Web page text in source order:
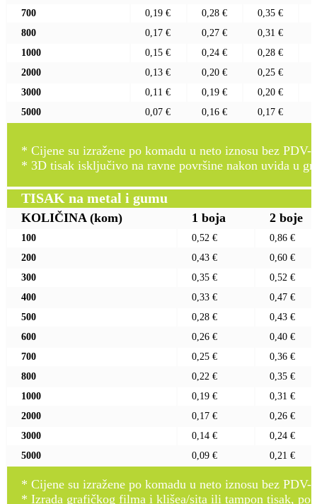
700
0,19 € 0,28 € 0,35 €
800
0,17 € 0,27 € 0,31 €
1000
0,15 € 0,24 € 0,28 €
2000
0,13 € 0,20 € 0,25 €
3000
0,11 € 0,19 € 0,20 €
5000
0,07 € 0,16 € 0,17 €
* Cijene su izražene po komadu u neto iznosu bez PDV-
* 3D tisak isključivo na ravne površine nakon uvida u
TISAK na metal i gumu
KOLIČINA (kom) 1 boja 2 boje
100 0,52 €
0,86 €
200
0,43 €
0,60 €
300
0,35 €
0,52 €
400
0,33 €
0,47 €
500
0,28 €
0,43 €
600
0,26 €
0,40 €
700
0,25 €
0,36 €
800
0,22 €
0,35 €
1000
0,19 €
0,31 €
2000
0,17 €
0,26 €
3000
0,14 €
0,24 €
5000
0,09 € 0,21 €
* Cijene su izražene po komadu u neto iznosu bez PDV-
* Izrada grafičkog filma i klišea/sita ili tampon tisak, po